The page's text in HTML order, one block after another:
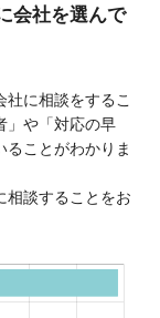
会社を選んで
に相談をするこ
」や「対応の早
ことがわかりま
相談することをお